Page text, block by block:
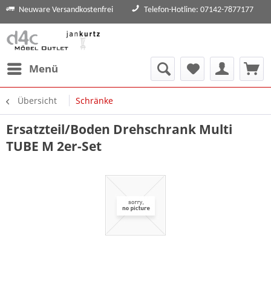
Neuware Versandkostenfrei Telefon-Hotline: 07142-7877177
Menü
Übersicht Schränke
Ersatzteil/Boden Drehschrank Multi
TUBE M 2er-Set